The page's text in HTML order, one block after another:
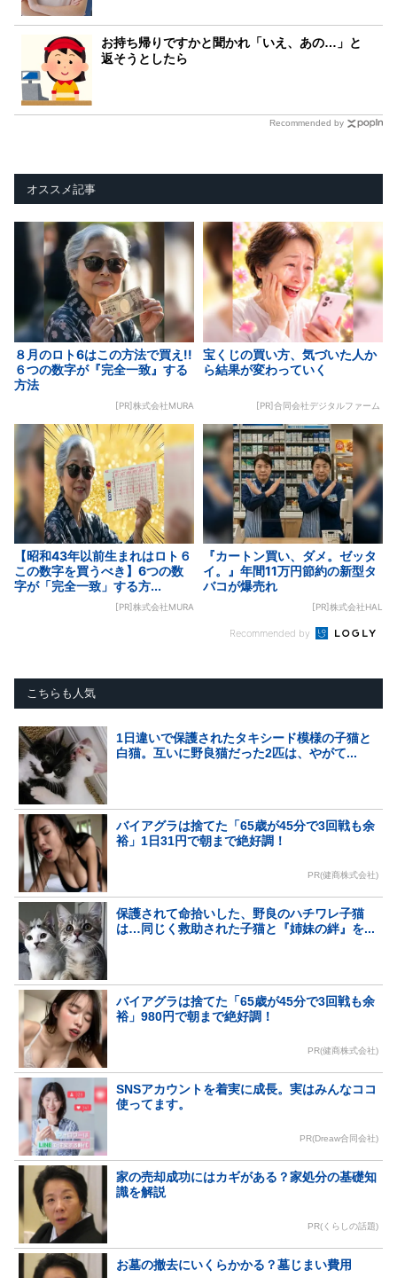
お持ち帰りですかと聞かれ「いえ、あの…」と
返そうとしたら
Recommended by
オススメ記事
８月のロト6はこの方法で買え!!
６つの数字が『完全一致』する
方法
[PR]株式会社MURA
宝くじの買い方、気づいた人か
ら結果が変わっていく
[PR]合同会社デジタルファーム
【昭和43年以前生まれはロト６
この数字を買うべき】6つの数
字が「完全一致」する方...
[PR]株式会社MURA
『カートン買い、ダメ。ゼッタ
イ。』年間11万円節約の新型タ
バコが爆売れ
[PR]株式会社HAL
Recommended by
こちらも人気
1日違いで保護されたタキシード模様の子猫と
白猫。互いに野良猫だった2匹は、やがて...
バイアグラは捨てた「65歳が45分で3回戦も余
裕」1日31円で朝まで絶好調！
PR(健商株式会社)
保護されて命拾いした、野良のハチワレ子猫
は…同じく救助された子猫と『姉妹の絆』を...
バイアグラは捨てた「65歳が45分で3回戦も余
裕」980円で朝まで絶好調！
PR(健商株式会社)
SNSアカウントを着実に成長。実はみんなココ
使ってます。
PR(Dreaw合同会社)
家の売却成功にはカギがある？家処分の基礎知
識を解説
PR(くらしの話題)
お墓の撤去にいくらかかる？墓じまい費用